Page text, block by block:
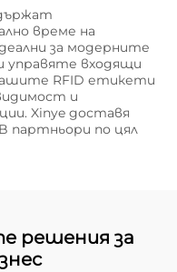
време на
за модерните
управяте входящи
RFID етикети
и
Xinye доставя
партньори по цял
решения за